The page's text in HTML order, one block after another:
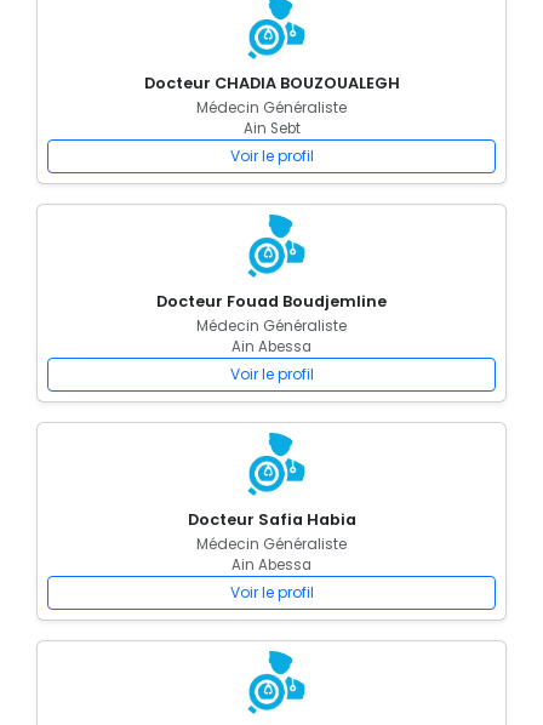
Docteur CHADIA BOUZOUALEGH
Médecin Généraliste
Ain Sebt
Voir le profil
Docteur Fouad Boudjemline
Médecin Généraliste
Ain Abessa
Voir le profil
Docteur Safia Habia
Médecin Généraliste
Ain Abessa
Voir le profil